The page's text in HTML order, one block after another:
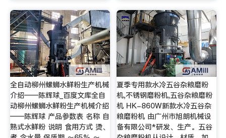
全自动柳州螺蛳水鲜粉生产机械
介绍——陈辉球_百度文库全自
动柳州螺蛳水鲜粉生产机械介绍
——陈辉球 产品参数表 名称 自
熟式水鲜粉 说明 食用方式 烫、
夏季专用款水冷五谷杂粮磨粉
机,不锈钢磨粉机,五谷杂粮磨粉
机 HK-860W新款水冷五谷杂
粮磨粉机 由广州市旭朗机械设
备有限公司*研发、生产。五谷